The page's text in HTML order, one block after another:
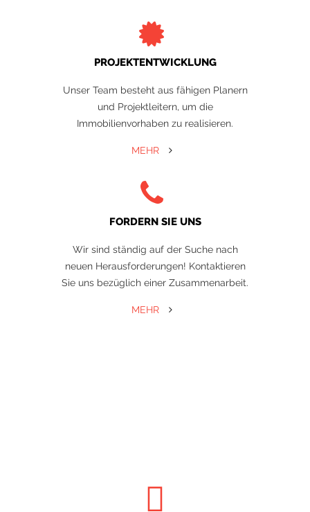
PROJEKTENTWICKLUNG
Unser Team besteht aus fähigen Planern
und Projektleitern, um die
Immobilienvorhaben zu realisieren.
MEHR
FORDERN SIE UNS
Wir sind ständig auf der Suche nach
neuen Herausforderungen! Kontaktieren
Sie uns bezüglich einer Zusammenarbeit.
MEHR